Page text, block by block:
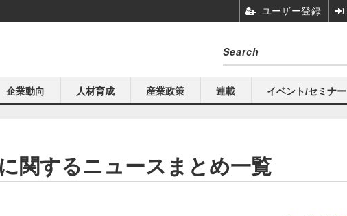
企業動向 人材育成 産業政策 連載 イベント/セミナー
関するニュースまとめ一覧
ユーザー登録